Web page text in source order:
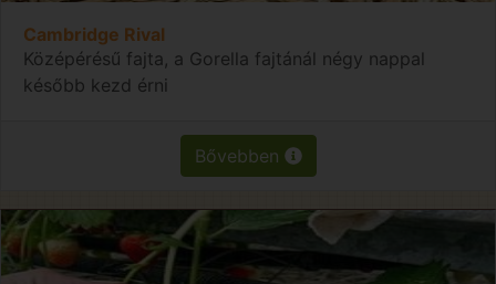
Cambridge Rival
Középérésű fajta, a Gorella fajtánál négy nappal
később kezd érni
Bővebben